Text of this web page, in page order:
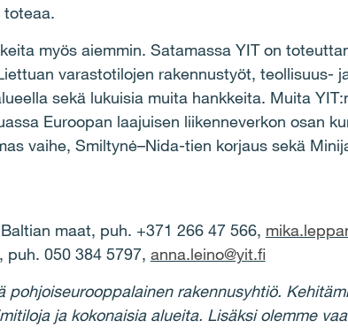
toteaa.
myös aiemmin. Satamassa YIT on
varastotilojen rakennustyöt, teollisuus-
sekä lukuisia muita hankkeita. Muita
Euroopan laajuisen liikenneverkon osan
vaihe, Smiltynė–Nida-tien korjaus sekä
maat, puh. +371 266 47 566,
puh. 050 384 5797, anna.leino@yit.fi
pohjoiseurooppalainen rakennusyhtiö.
ja kokonaisia alueita. Lisäksi olemme